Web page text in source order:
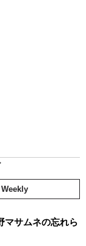
Weekly
サムネの忘れら